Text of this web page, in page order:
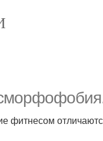
фитнесом